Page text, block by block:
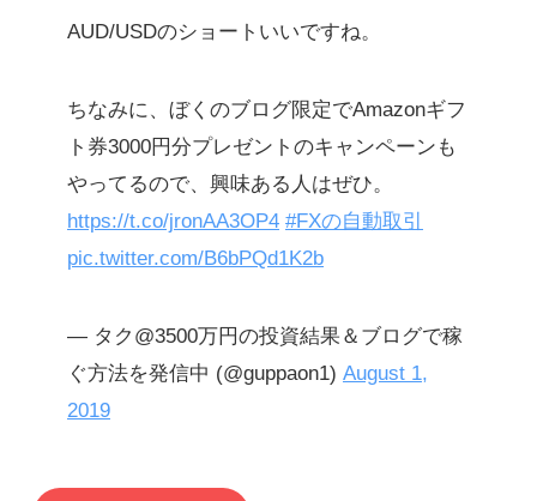
AUD/USDのショートいいですね。
ちなみに、ぼくのブログ限定でAmazonギフ
ト券3000円分プレゼントのキャンペーンも
やってるので、興味ある人はぜひ。
https://t.co/jronAA3OP4 #FXの自動取引
pic.twitter.com/B6bPQd1K2b
— タク@3500万円の投資結果＆ブログで稼
ぐ方法を発信中 (@guppaon1) August 1,
2019